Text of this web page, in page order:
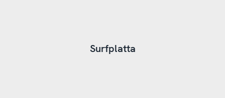
Surfplatta